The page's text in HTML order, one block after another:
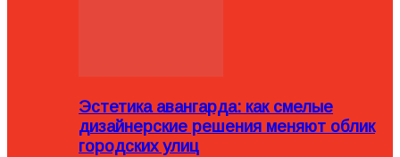
Эстетика авангарда: как смелые
дизайнерские решения меняют облик
городских улиц